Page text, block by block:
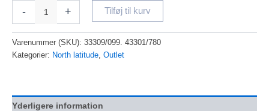
- + Tilføj til kurv
Varenummer (SKU): 33309/099. 43301/780
Kategorier: North latitude, Outlet
Yderligere information